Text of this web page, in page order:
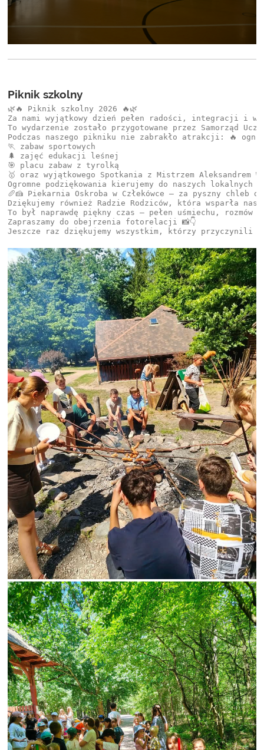
Piknik szkolny
🌿🔥 Piknik szkolny 2026 🔥🌿
Za nami wyjątkowy dzień pełen radości, integracji i
To wydarzenie zostało przygotowane przez Samorząd
Podczas naszego pikniku nie zabrakło atrakcji: 🔥
🏃 zabaw sportowych
🌲 zajęć edukacji leśnej
🎯 placu zabaw z tyrolką
🥇 oraz wyjątkowego Spotkania z Mistrzem Aleksandrem
Ogromne podziękowania kierujemy do naszych
🥖🍰 Piekarnia Oskroba w Człekówce – za pyszny chleb
Dziękujemy również Radzie Rodziców, która wsparła
To był naprawdę piękny czas — pełen uśmiechu,
Zapraszamy do obejrzenia fotorelacji 📸👇